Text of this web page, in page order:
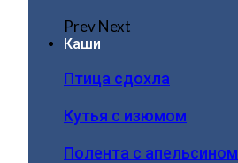
PrevNext
Каши
Птица сдохла
Кутья с изюмом
Полента с апельсином